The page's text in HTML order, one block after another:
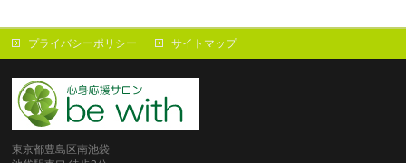
プライバシーポリシー サイトマップ
東京都豊島区南池袋